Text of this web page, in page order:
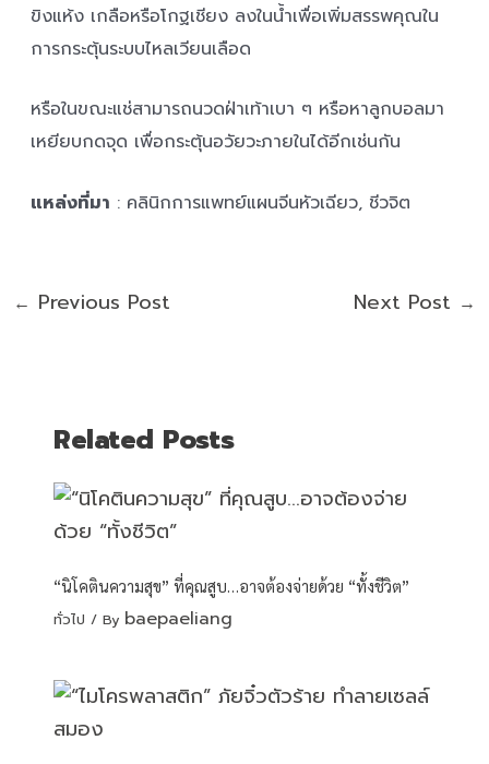
ขิงแห้ง เกลือหรือโกฐเชียง ลงในน้ำเพื่อเพิ่มสรรพคุณใน
การกระตุ้นระบบไหลเวียนเลือด
หรือในขณะแช่สามารถนวดฝ่าเท้าเบา ๆ หรือหาลูกบอลมา
เหยียบกดจุด เพื่อกระตุ้นอวัยวะภายในได้อีกเช่นกัน
แหล่งที่มา : คลินิกการแพทย์แผนจีนหัวเฉียว, ชีวจิต
← Previous Post Next Post →
Related Posts
“นิโคตินความสุข” ที่คุณสูบ…อาจต้องจ่ายด้วย “ทั้งชีวิต”
ทั่วไป / By baepaeliang